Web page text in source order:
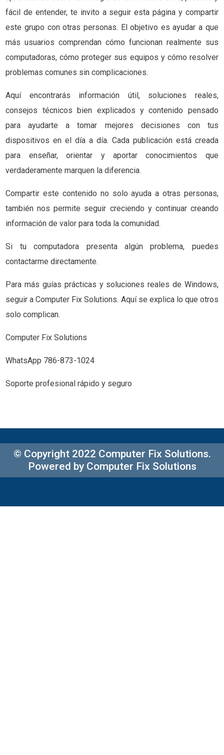
fácil de entender, te invito a seguir esta página y compartir
este grupo con otras personas. El objetivo es ayudar a que
más usuarios comprendan cómo funcionan realmente sus
computadoras, cómo proteger sus equipos y cómo resolver
problemas comunes sin complicaciones.
Aquí encontrarás información útil, soluciones reales,
consejos técnicos bien explicados y contenido pensado
para ayudarte a tomar mejores decisiones con tus
dispositivos en el día a día. Cada publicación está creada
para enseñar, orientar y aportar conocimientos que
verdaderamente marquen la diferencia.
Compartir este contenido no solo ayuda a otras personas,
también nos permite seguir creciendo y continuar creando
información de valor para toda la comunidad.
Si tu computadora presenta algún problema, puedes
contactarme directamente.
Para más guías prácticas y soluciones reales de Windows,
seguir a Computer Fix Solutions. Aquí se explica lo que otros
solo complican.
Computer Fix Solutions
WhatsApp 786-873-1024
Soporte profesional rápido y seguro
© Copyright 2022 Computer Fix Solutions.
Powered by Computer Fix Solutions